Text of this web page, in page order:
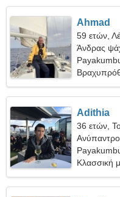
Ahmad
59 ετών,
Άνδρας
Adithia
36 ετών,
Κλασσική